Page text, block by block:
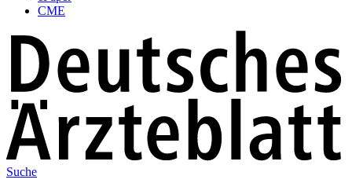
CME
Suche